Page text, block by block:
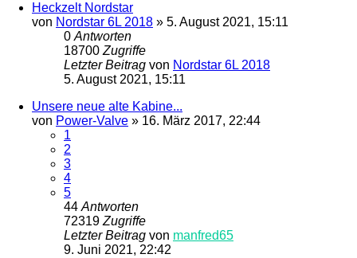
Heckzelt Nordstar
von Nordstar 6L 2018 » 5. August 2021, 15:11
0 Antworten
18700 Zugriffe
Letzter Beitrag von Nordstar 6L 2018
5. August 2021, 15:11
Unsere neue alte Kabine...
von Power-Valve » 16. März 2017, 22:44
1
2
3
4
5
44 Antworten
72319 Zugriffe
Letzter Beitrag von manfred65
9. Juni 2021, 22:42